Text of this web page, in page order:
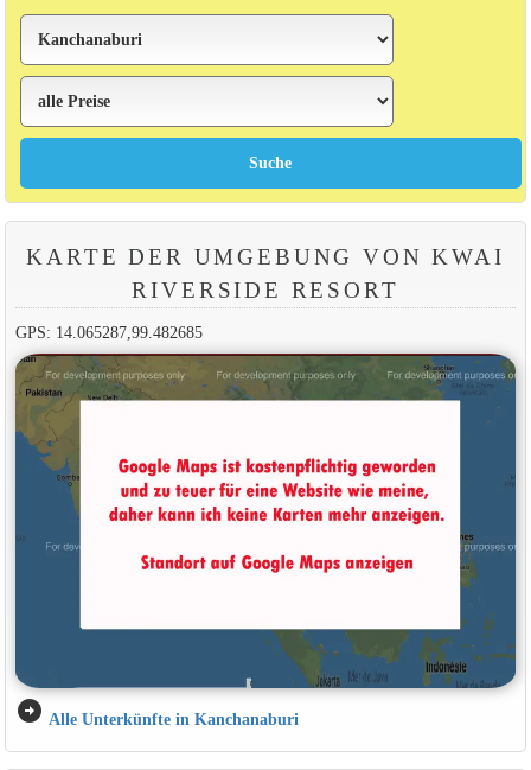
KARTE DER UMGEBUNG VON KWAI
RIVERSIDE RESORT
GPS: 14.065287,99.482685
arrow_circle_right Alle Unterkünfte in Kanchanaburi